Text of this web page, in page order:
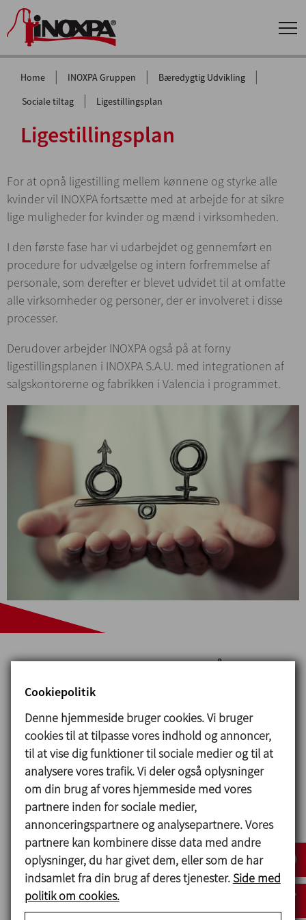
Home | INOXPA Gruppen | Bæredygtig Udvikling |
Sociale tiltag | Ligestillingsplan
Ligestillingsplan
For at opnå ligestilling mellem kønnene og styrke alle
kvinder vil INOXPA fortsætte med at arbejde for at sikre
lige muligheder for kvinder og mænd i virksomheden.
I den første fase har vi udarbejdet og gennemført en
procedure for udvælgelse og intern forfremmelse af
personale, som derefter er blevet udvidet til at omfatte
alle virksomheder og personer, der er involveret i disse
processer.
Derudover arbejder INOXPA også på at forny
ligestillingsplanen i INOXPA S.A.U. med integrationen af
salgskontorerne og fabrikken i Valencia i programmet.
INOXPA STØTTER VERDENSMÅLENE FOR
BÆREDYGTIG UDVIKLING
5 LIGESTILLING
MELLEM KØNNENE
Cookiepolitik
Denne hjemmeside bruger cookies. Vi bruger
cookies til at tilpasse vores indhold og annoncer,
til at vise dig funktioner til sociale medier og til at
analysere vores trafik. Vi deler også oplysninger
om din brug af vores hjemmeside med vores
partnere inden for sociale medier,
annonceringspartnere og analysepartnere. Vores
partnere kan kombinere disse data med andre
oplysninger, du har givet dem, eller som de har
indsamlet fra din brug af deres tjenester. Side med
politik om cookies.